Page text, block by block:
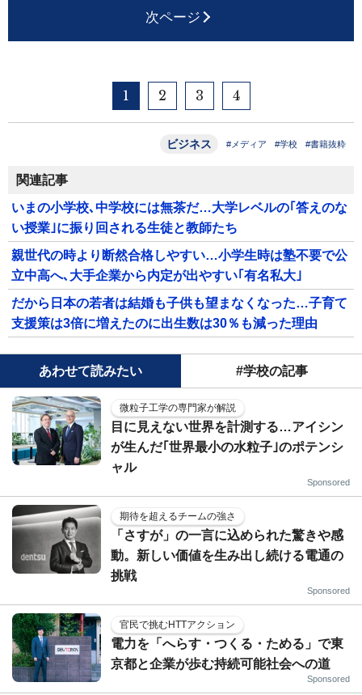
次ページ
1 2 3 4
ビジネス #メディア #学校 #書籍抜粋
関連記事
いまの小学校､中学校には無茶だ…大学レベルの｢答えのな
い授業｣に振り回される生徒と教師たち
親世代の時より断然合格しやすい…小学生時は塾不要で公
立中高へ､大手企業から内定が出やすい｢有名私大｣
だから日本の若者は結婚も子供も望まなくなった…子育て
支援策は3倍に増えたのに出生数は30％も減った理由
あわせて読みたい #学校の記事
微粒子工学の専門家が解説
目に見えない世界を計測する…アイシン
が生んだ｢世界最小の水粒子｣のポテンシ
ャル
Sponsored
期待を超えるチームの強さ
「さすが」の一言に込められた驚きや感
動。新しい価値を生み出し続ける電通の
挑戦
Sponsored
官民で挑むHTTアクション
電力を「へらす・つくる・ためる」で東
京都と企業が歩む持続可能社会への道
Sponsored